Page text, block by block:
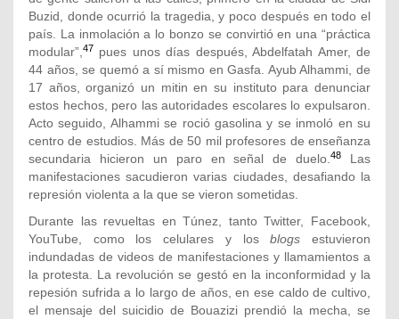
Buzid, donde ocurrió la tragedia, y poco después en todo el
país. La inmolación a lo bonzo se convirtió en una “práctica
modular”,47 pues unos días después, Abdelfatah Amer, de
44 años, se quemó a sí mismo en Gasfa. Ayub Alhammi, de
17 años, organizó un mitin en su instituto para denunciar
estos hechos, pero las autoridades escolares lo expulsaron.
Acto seguido, Alhammi se roció gasolina y se inmoló en su
centro de estudios. Más de 50 mil profesores de enseñanza
secundaria hicieron un paro en señal de duelo.48
Las
manifestaciones sacudieron varias ciudades, desafiando la
represión violenta a la que se vieron sometidas.
Durante las revueltas en Túnez, tanto Twitter, Facebook,
YouTube, como los celulares y losblogs estuvieron
indundadas de videos de manifestaciones y llamamientos a
la protesta. La revolución se gestó en la inconformidad y la
repesión sufrida a lo largo de años, en ese caldo de cultivo,
el mensaje del suicidio de Bouazizi prendió la mecha, se